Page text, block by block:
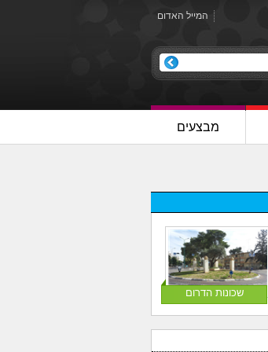
המייל האדום
מבצעים
שכונות הדרום